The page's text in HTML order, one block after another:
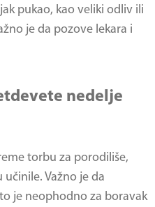
pukao, kao veliki odliv ili
je da pozove lekara i
nedelje
torbu za porodiliše,
Važno je da
je neophodno za boravak